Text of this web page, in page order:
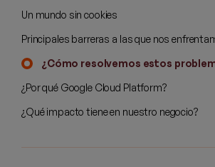
Un mundo sin cookies
Principales barreras a las que nos enfrentamos
¿Cómo resolvemos estos
¿Por qué Google Cloud Platform?
¿Qué impacto tiene en nuestro negocio?